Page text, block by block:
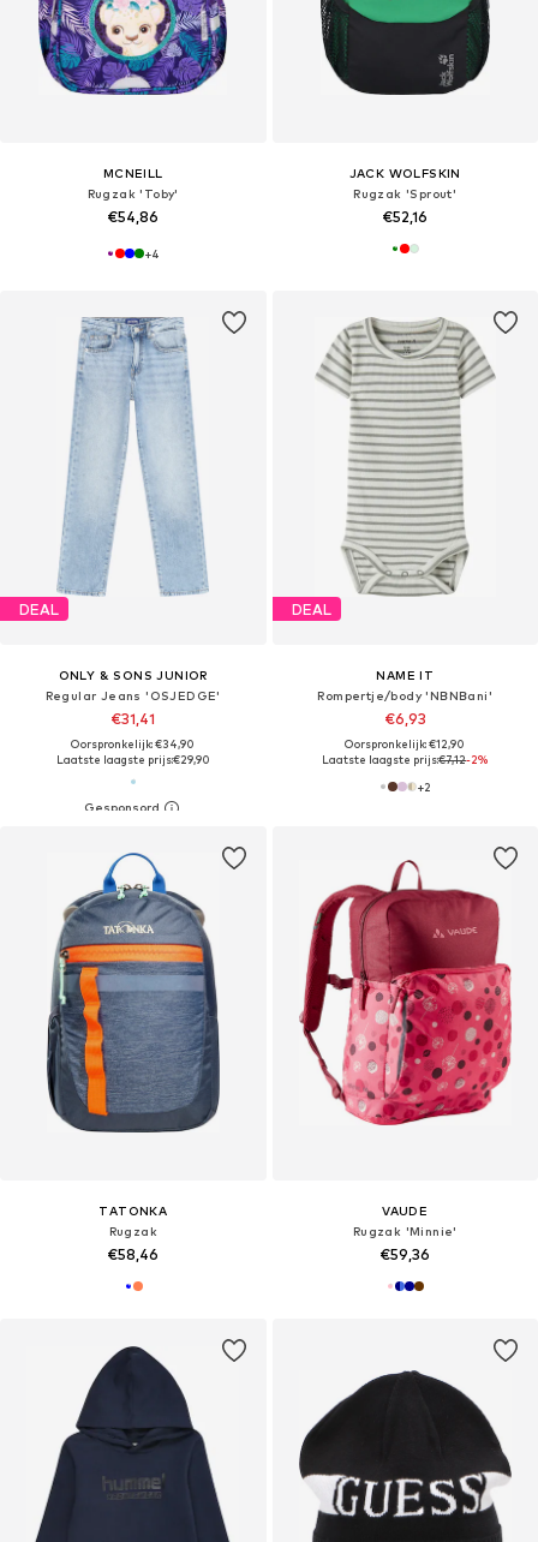
MCNEILL
Rugzak 'Toby'
€54,86
+4
JACK WOLFSKIN
Rugzak 'Sprout'
€52,16
DEAL
ONLY & SONS JUNIOR
Regular Jeans 'OSJEDGE'
€31,41
Oorspronkelijk: €34,90
Laatste laagste prijs:€29,90
DEAL
NAME IT
Rompertje/body 'NBNBani'
€6,93
Oorspronkelijk: €12,90
Laatste laagste prijs:€7,12-2%
+2
TATONKA
Rugzak
€58,46
VAUDE
Rugzak 'Minnie'
€59,36